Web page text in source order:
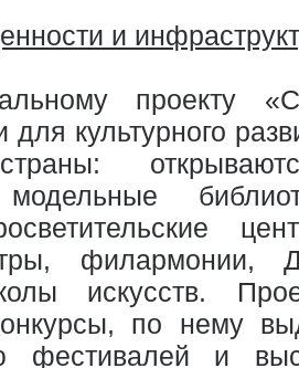
и
проекту
для культурного
модельные
филармонии,
искусств.
по нему
фестивалей и